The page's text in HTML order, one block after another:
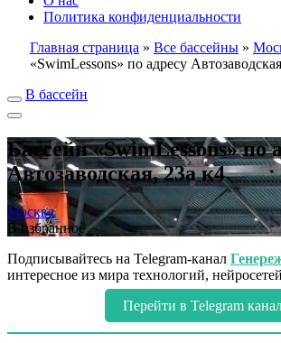
Политика конфиденциальности
Главная страница » Все бассейны »
«SwimLessons» по адресу
В бассейн
Бассейн «SwimLessons» по
Автозаводская, 23а к4
Москва
В избранное
Подписывайтесь на Telegram-канал
интересное из мира технологий,
Перейти в Telegram